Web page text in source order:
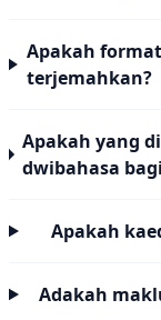
Apakah
terjemahkan?
Apakah yang
dwibahasa
Apakah
Adakah